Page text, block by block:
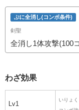
ぷに全消し(コンボ条件)
剣聖
全消し1体攻撃(100
わざ効果
Lv1
いりょく